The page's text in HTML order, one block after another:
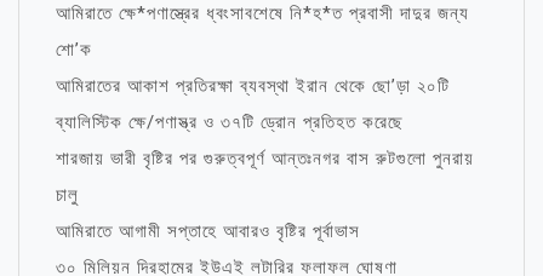
আমিরাতে ক্ষে*পণাস্ত্রের ধ্বংসাবশেষে নি*হ*ত প্রবাসী দাদুর জন্য
শো’ক
আমিরাতের আকাশ প্রতিরক্ষা ব্যবস্থা ইরান থেকে ছো’ড়া ২০টি
ব্যালিস্টিক ক্ষে/পণাস্ত্র ও ৩৭টি ড্রোন প্রতিহত করেছে
শারজায় ভারী বৃষ্টির পর গুরুত্বপূর্ণ আন্তঃনগর বাস রুটগুলো পুনরায়
চালু
আমিরাতে আগামী সপ্তাহে আবারও বৃষ্টির পূর্বাভাস
৩০ মিলিয়ন দিরহামের ইউএই লটারির ফলাফল ঘোষণা